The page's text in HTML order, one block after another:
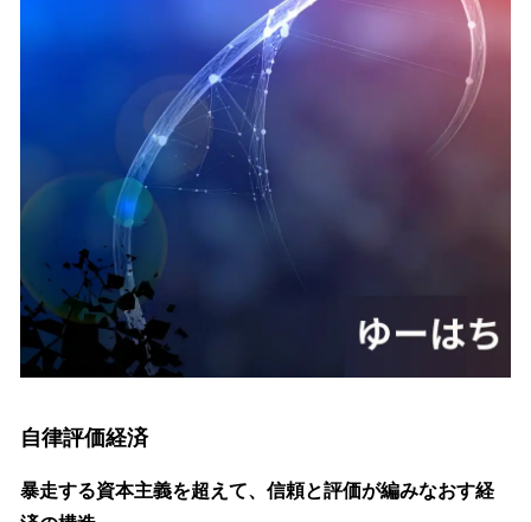
自律評価経済
暴走する資本主義を超えて、信頼と評価が編みなおす経